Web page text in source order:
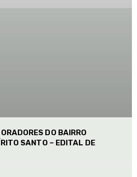
DO BAIRRO
SANTO – EDITAL DE